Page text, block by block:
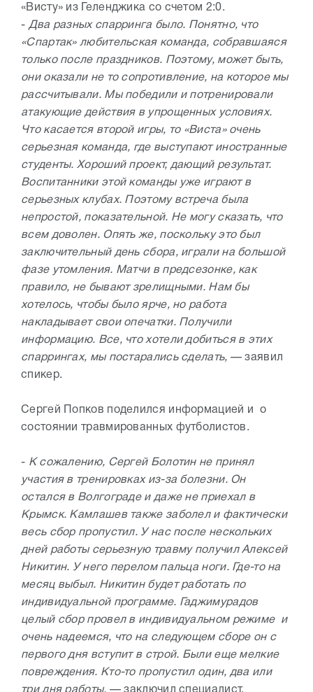
«Висту» из Геленджика со счетом 2:0.
- Два разных спарринга было. Понятно, что
«Спартак» любительская команда, собравшаяся
только после праздников. Поэтому, может быть,
они оказали не то сопротивление, на которое мы
рассчитывали. Мы победили и потренировали
атакующие действия в упрощенных условиях.
Что касается второй игры, то «Виста» очень
серьезная команда, где выступают иностранные
студенты. Хороший проект, дающий результат.
Воспитанники этой команды уже играют в
серьезных клубах. Поэтому встреча была
непростой, показательной. Не могу сказать, что
всем доволен. Опять же, поскольку это был
заключительный день сбора, играли на большой
фазе утомления. Матчи в предсезонке, как
правило, не бывают зрелищными. Нам бы
хотелось, чтобы было ярче, но работа
накладывает свои опечатки. Получили
информацию. Все, что хотели добиться в этих
спаррингах, мы постарались сделать, — заявил
спикер.
Сергей Попков поделился информацией и о
состоянии травмированных футболистов.
- К сожалению, Сергей Болотин не принял
участия в тренировках из-за болезни. Он
остался в Волгограде и даже не приехал в
Крымск. Камлашев также заболел и фактически
весь сбор пропустил. У нас после нескольких
дней работы серьезную травму получил Алексей
Никитин. У него перелом пальца ноги. Где-то на
месяц выбыл. Никитин будет работать по
индивидуальной программе. Гаджимурадов
целый сбор провел в индивидуальном режиме и
очень надеемся, что на следующем сборе он с
первого дня вступит в строй. Были еще мелкие
повреждения. Кто-то пропустил один, два или
три дня работы, — заключил специалист.